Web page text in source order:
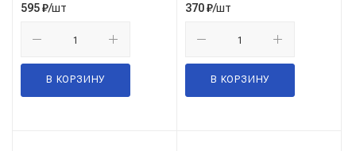
595₽/шт
В КОРЗИНУ
370₽/шт
В КОРЗИНУ